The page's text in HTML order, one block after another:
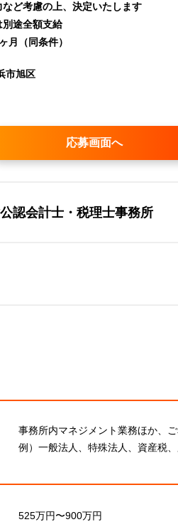
ど考慮の上、決定いたします
途全額支給
月（同条件）
市旭区
応募画面へ
認会計士・税理士事務所
事務所内マネジメント業務ほか、
例）一般法人、特殊法人、資産税
525万円〜900万円